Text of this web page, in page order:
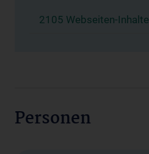
2105 Webseiten-Inhalte
Personen